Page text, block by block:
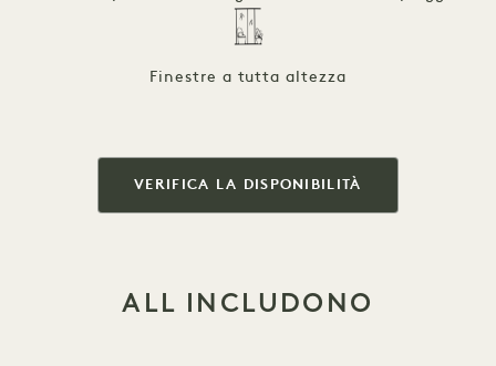
Finestre a tutta altezza
VERIFICA LA DISPONIBILITÀ
ALL INCLUDONO